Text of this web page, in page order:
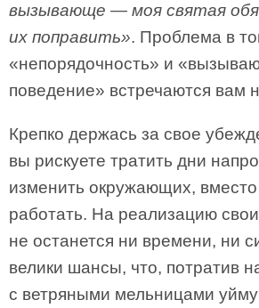
вызывающе — моя святая
их поправить». Проблема в
«непорядочность» и
поведение» встречаются вам
Крепко держась за свое
вы рискуете тратить дни
изменить окружающих, вместо
работать. На реализацию
не останется ни времени, ни
велики шансы, что, потратив
с ветряными мельницами